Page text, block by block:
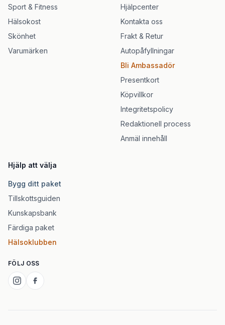
Sport & Fitness
Hälsokost
Skönhet
Varumärken
Hjälpcenter
Kontakta oss
Frakt & Retur
Autopåfyllningar
Bli Ambassadör
Presentkort
Köpvillkor
Integritetspolicy
Redaktionell process
Anmäl innehåll
Hjälp att välja
Bygg ditt paket
Tillskottsguiden
Kunskapsbank
Färdiga paket
Hälsoklubben
FÖLJ OSS